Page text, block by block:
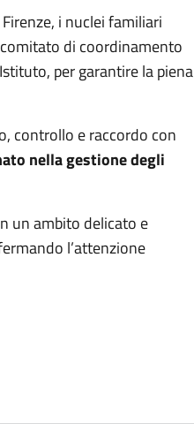
i nuclei familiari
di coordinamento
per garantire la piena
controllo e raccordo con
nella gestione degli
un ambito delicato e
l’attenzione